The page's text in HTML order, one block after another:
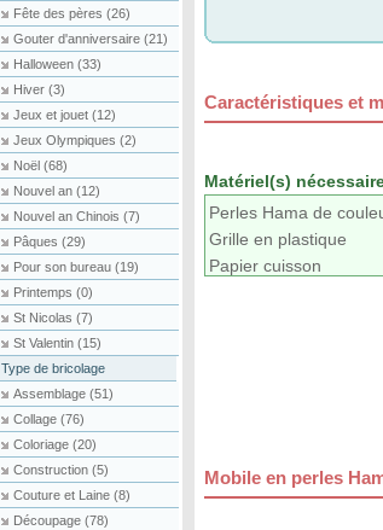
Fête des pères (26)
Gouter d'anniversaire (21)
Halloween (33)
Hiver (3)
Jeux et jouet (12)
Jeux Olympiques (2)
Noël (68)
Nouvel an (12)
Nouvel an Chinois (7)
Pâques (29)
Pour son bureau (19)
Printemps (0)
St Nicolas (7)
St Valentin (15)
Type de bricolage
Assemblage (51)
Collage (76)
Coloriage (20)
Construction (5)
Couture et Laine (8)
Découpage (78)
Caractéristiques et
Matériel(s)
Perles Hama de
Grille en plastique
Papier cuisson
Mobile en perles